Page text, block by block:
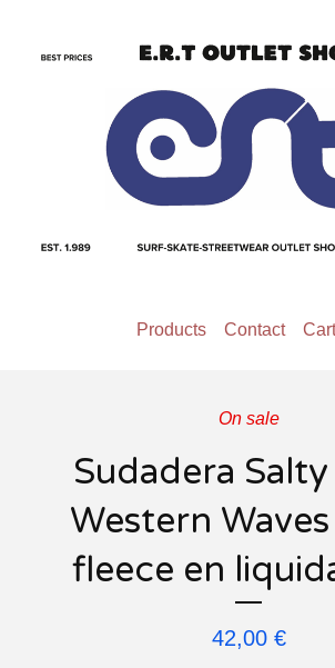
Products Contact
On sale
Sudadera
Western
fleece en
42,00 €